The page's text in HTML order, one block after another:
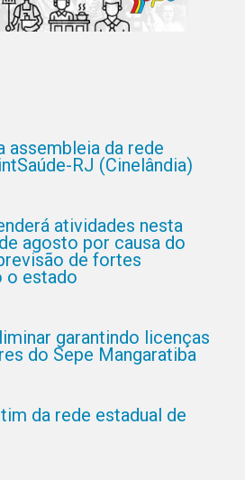
assembleia da rede
RJ (Cinelândia)
atividades nesta
agosto por causa do
de fortes
o estado
garantindo licenças
do Sepe Mangaratiba
da rede estadual de